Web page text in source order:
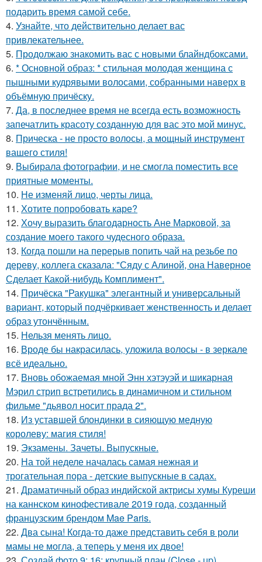
подарить время самой себе.
4. Узнайте, что действительно делает вас
привлекательнее.
5. Продолжаю знакомить вас с новыми блайндбоксами.
6. * Основной образ: * стильная молодая женщина с
пышными кудрявыми волосами, собранными наверх в
объёмную причёску.
7. Да, в последнее время не всегда есть возможность
запечатлить красоту созданную для вас это мой минус.
8. Прическа - не просто волосы, а мощный инструмент
вашего стиля!
9. Выбирала фотографии, и не смогла поместить все
приятные моменты.
10. Не изменяй лицо, черты лица.
11. Хотите попробовать каре?
12. Хочу выразить благодарность Ане Марковой, за
создание моего такого чудесного образа.
13. Когда пошли на перерыв попить чай на резьбе по
дереву, коллега сказала: "Сяду с Алиной, она Наверное
Сделает Какой-нибудь Комплимент".
14. Причёска "Ракушка" элегантный и универсальный
вариант, который подчёркивает женственность и делает
образ утончённым.
15. Нельзя менять лицо.
16. Вроде бы накрасилась, уложила волосы - в зеркале
всё идеально.
17. Вновь обожаемая мной Энн хэтэуэй и шикарная
Мэрил стрип встретились в динамичном и стильном
фильме "дьявол носит прада 2".
18. Из уставшей блондинки в сияющую медную
королеву: магия стиля!
19. Экзамены. Зачеты. Выпускные.
20. На той неделе началась самая нежная и
трогательная пора - детские выпускные в садах.
21. Драматичный образ индийской актрисы хумы Куреши
на каннском кинофестивале 2019 года, созданный
французским брендом Mae Paris.
22. Два сына! Когда-то даже представить себя в роли
мамы не могла, а теперь у меня их двое!